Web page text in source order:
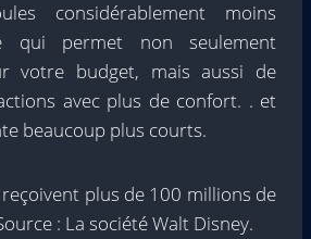
considérablement moins
qui permet non seulement
votre budget, mais aussi de
avec plus de confort. . et
beaucoup plus courts.
plus de 100 millions de
: La société Walt Disney.